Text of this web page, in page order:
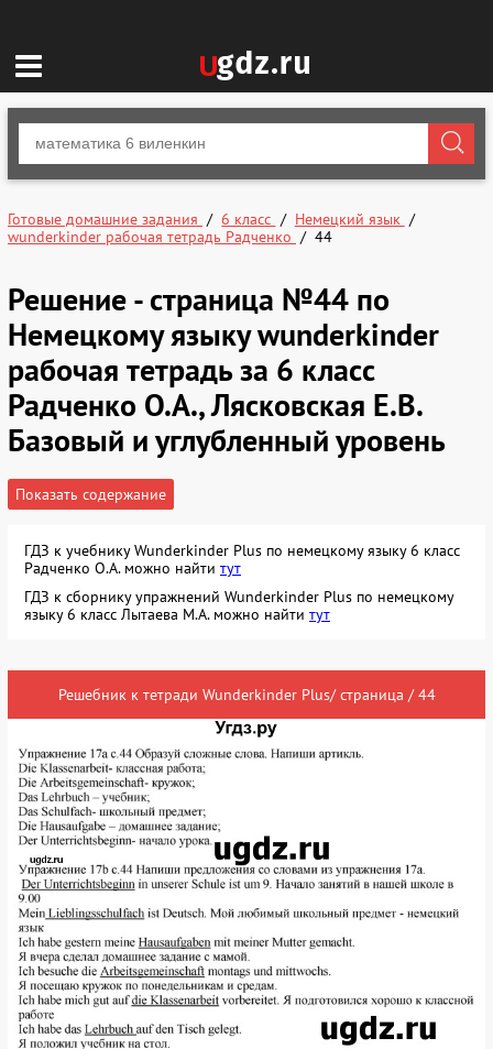
Готовые домашние задания 6 класс
Немецкий язык
wunderkinder рабочая тетрадь Радченко
44
Решение - страница №44 по
Немецкому языку wunderkinder
рабочая тетрадь за 6 класс
Радченко О.А., Лясковская Е.В.
Базовый и углубленный уровень
Показать содержание
ГДЗ к учебнику Wunderkinder Plus по немецкому языку 6 класс
Радченко О.А. можно найти тут
ГДЗ к сборнику упражнений Wunderkinder Plus по немецкому
языку 6 класс Лытаева М.А. можно найти тут
Решебник к тетради Wunderkinder Plus/ страница / 44